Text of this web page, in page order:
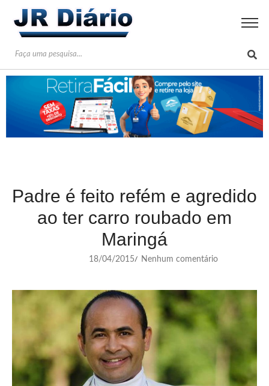
Padre é feito refém e agredido
ao ter carro roubado em
Maringá
18/04/2015/ Nenhum comentário